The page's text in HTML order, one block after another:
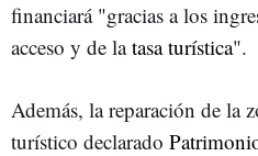
financiará "gracias a los
acceso y de latasa turística".
Además, la reparación de la
turístico declarado